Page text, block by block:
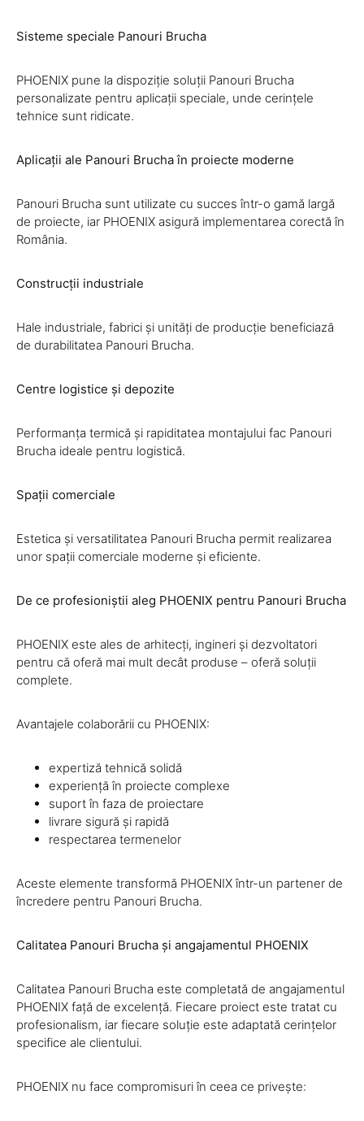
Sisteme speciale Panouri Brucha
PHOENIX pune la dispoziție soluții Panouri Brucha
personalizate pentru aplicații speciale, unde cerințele
tehnice sunt ridicate.
Aplicații ale Panouri Brucha în proiecte moderne
Panouri Brucha sunt utilizate cu succes într-o gamă largă
de proiecte, iar PHOENIX asigură implementarea corectă în
România.
Construcții industriale
Hale industriale, fabrici și unități de producție beneficiază
de durabilitatea Panouri Brucha.
Centre logistice și depozite
Performanța termică și rapiditatea montajului fac Panouri
Brucha ideale pentru logistică.
Spații comerciale
Estetica și versatilitatea Panouri Brucha permit realizarea
unor spații comerciale moderne și eficiente.
De ce profesioniștii aleg PHOENIX pentru Panouri Brucha
PHOENIX este ales de arhitecți, ingineri și dezvoltatori
pentru că oferă mai mult decât produse – oferă soluții
complete.
Avantajele colaborării cu PHOENIX:
expertiză tehnică solidă
experiență în proiecte complexe
suport în faza de proiectare
livrare sigură și rapidă
respectarea termenelor
Aceste elemente transformă PHOENIX într-un partener de
încredere pentru Panouri Brucha.
Calitatea Panouri Brucha și angajamentul PHOENIX
Calitatea Panouri Brucha este completată de angajamentul
PHOENIX față de excelență. Fiecare proiect este tratat cu
profesionalism, iar fiecare soluție este adaptată cerințelor
specifice ale clientului.
PHOENIX nu face compromisuri în ceea ce privește: